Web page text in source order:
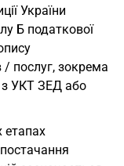
України
Б податкової
/ послуг, зокрема
з УКТ ЗЕД або
етапах